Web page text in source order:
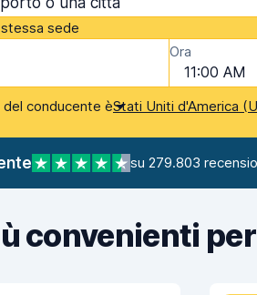
sede
Ora
11:00 AM
del conducente èStati Uniti d'America
su 279.803
convenienti